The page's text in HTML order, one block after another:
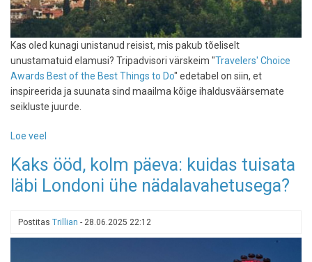
Kas oled kunagi unistanud reisist, mis pakub tõeliselt
unustamatuid elamusi? Tripadvisori värskeim "Travelers' Choice
Awards Best of the Best Things to Do" edetabel on siin, et
inspireerida ja suunata sind maailma kõige ihaldusväärsemate
seikluste juurde.
Loe veel
unistuste
nimekiri:
parimate"
Kaks ööd, kolm päeva: kuidas tuisata
läbi Londoni ühe nädalavahetusega?
Postitas Trillian - 28.06.2025 22:12